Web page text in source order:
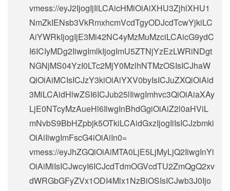
vmess://eyJ2IjogIjIiLCAicHMiOiAiXHU3ZjhlXHU1
NmZkIENsb3VkRmxhcmVcdTgyODJcdTcwYjkiLC
AiYWRkIjogIjE3Mi42NC4yMzMuMzciLCAicG9ydC
I6ICIyMDg2IiwgImlkIjogImU5ZTNjYzEzLWRiNDgt
NGNjMS04YzI0LTc2MjY0MzlhNTMzOSIsICJhaW
QiOiAiMCIsICJzY3kiOiAiYXV0byIsICJuZXQiOiAid
3MiLCAidHlwZSI6ICJub25lIiwgImhvc3QiOiAiaXAy
LjE0NTcyMzAueHl6IiwgInBhdGgiOiAiZ2l0aHViL
mNvbS9BbHZpbjk5OTkiLCAidGxzIjogIiIsICJzbmki
OiAiIiwgImFscG4iOiAiIn0=
vmess://eyJhZGQiOiAiMTA0LjE5LjMyLjQ2IiwgInYi
OiAiMiIsICJwcyI6ICJcdTdmOGVcdTU2ZmQgQ2xv
dWRGbGFyZVx1ODI4Mlx1NzBiOSIsICJwb3J0Ijo